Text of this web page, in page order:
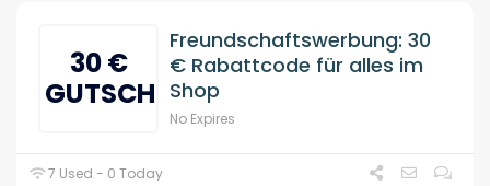
30 €
GUTSCHEIN
Freundschaftswerbung: 30
€ Rabattcode für alles im
Shop
No Expires
7 Used - 0 Today